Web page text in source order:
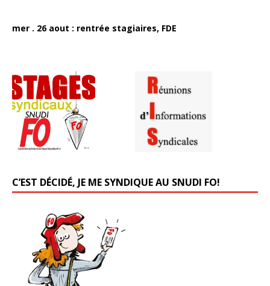
mer . 26 aout : rentrée stagiaires, FDE
C’EST DÉCIDÉ, JE ME SYNDIQUE AU SNUDI FO!